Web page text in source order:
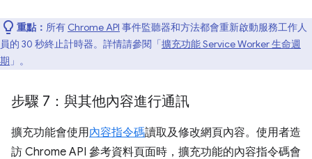
重點： 所有 Chrome API 事件監聽器和方法都會重新啟動服務工作人
員的 30 秒終止計時器。詳情請參閱「擴充功能 Service Worker 生命週
期 」。
步驟 7：與其他內容進行通訊
擴充功能會使用內容指令碼讀取及修改網頁內容。使用者造
訪 Chrome API 參考資料頁面時，擴充功能的內容指令碼會